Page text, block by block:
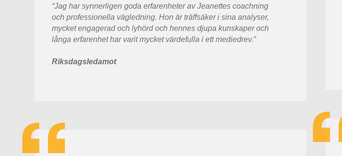
“Jag har synnerligen goda erfarenheter av Jeanettes coachning
och professionella vägledning. Hon är träffsäker i sina analyser,
mycket engagerad och lyhörd och hennes djupa kunskaper och
långa erfarenhet har varit mycket värdefulla i ett mediedrev.”
Riksdagsledamot